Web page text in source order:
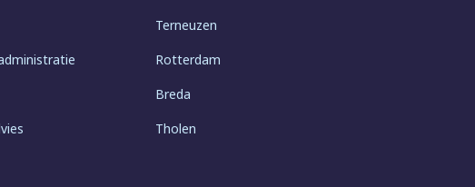
Terneuzen
Rotterdam
Breda
Tholen